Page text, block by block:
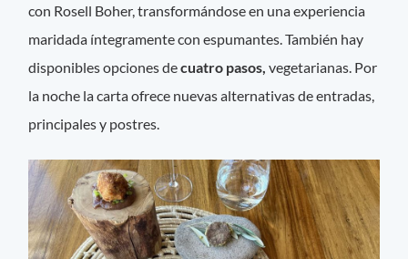
con Rosell Boher, transformándose en una experiencia
maridada íntegramente con espumantes. También hay
disponibles opciones decuatro pasos, vegetarianas. Por
la noche la carta ofrece nuevas alternativas de entradas,
principales y postres.